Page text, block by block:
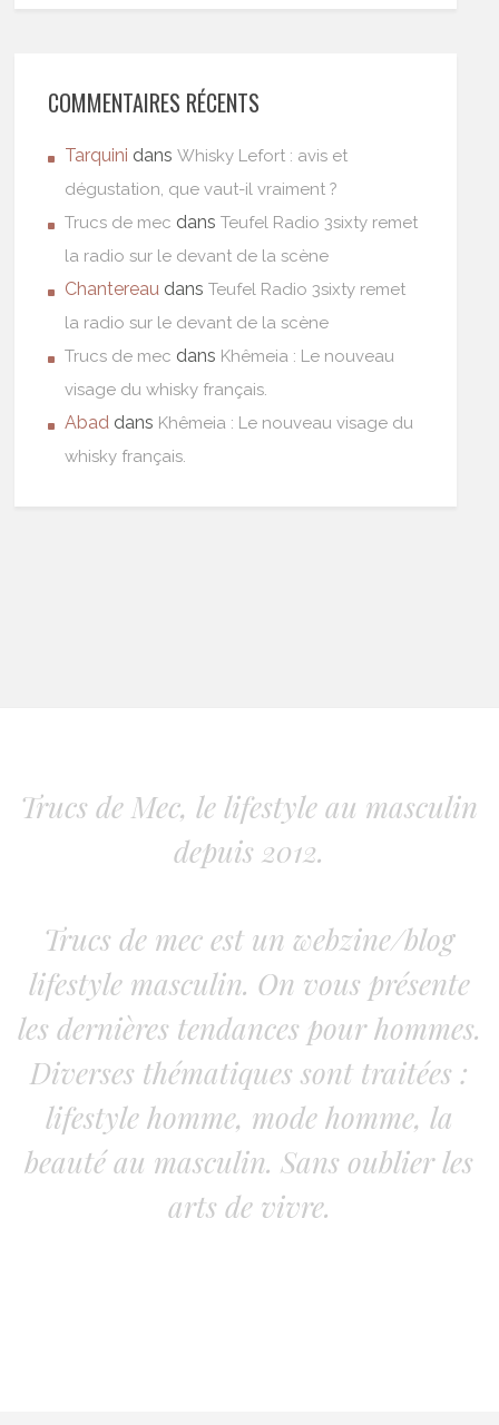
COMMENTAIRES RÉCENTS
Tarquini dansWhisky Lefort : avis et
dégustation, que vaut-il vraiment ?
Trucs de mec dansTeufel Radio 3sixty remet
la radio sur le devant de la scène
Chantereau dansTeufel Radio 3sixty remet
la radio sur le devant de la scène
Trucs de mec dans Khêmeia : Le nouveau
visage du whisky français.
Abad dans Khêmeia : Le nouveau visage du
whisky français.
Trucs de Mec, le lifestyle au masculin
depuis 2012.
Trucs de mec est un webzine/blog
lifestyle masculin. On vous présente
les dernières tendances pour hommes.
Diverses thématiques sont traitées :
lifestyle homme, mode homme, la
beauté au masculin. Sans oublier les
arts de vivre.